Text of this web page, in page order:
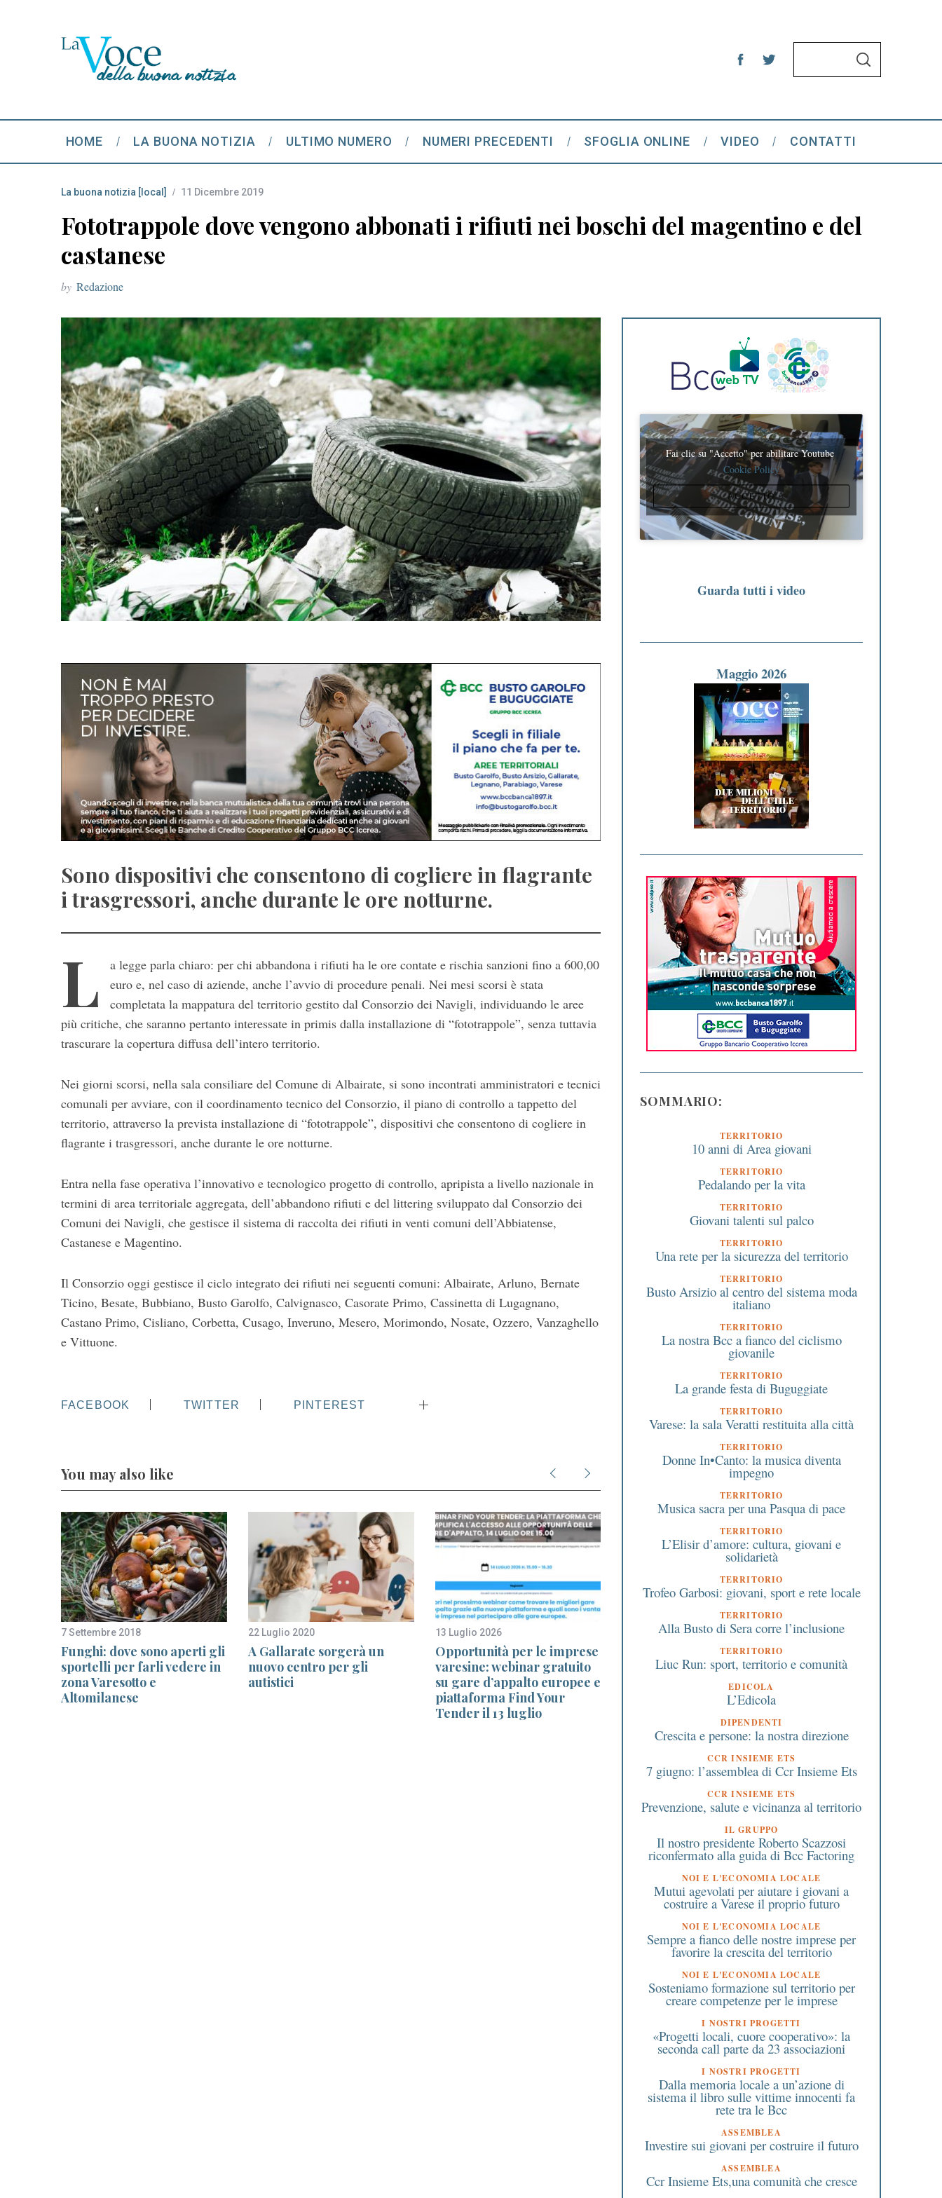
h
f
:
S
HOME LA BUONA NOTIZIA ULTIMO NUMERO NUMERI PRECEDENTI SFOGLIA ONLINE VIDEO CONTATTI
La buona notizia [local] 11 Dicembre 2019
Fototrappole dove vengono abbonati i rifiuti nei boschi del magentino e del
castanese
by Redazione
Sono dispositivi che consentono di cogliere in flagrante
i trasgressori, anche durante le ore notturne.
L
a legge parla chiaro: per chi abbandona i rifiuti ha le ore contate e rischia sanzioni fino a 600,00
euro e, nel caso di aziende, anche l’avvio di procedure penali. Nei mesi scorsi è stata
completata la mappatura del territorio gestito dal Consorzio dei Navigli, individuando le aree
più critiche, che saranno pertanto interessate in primis dalla installazione di “fototrappole”, senza tuttavia
trascurare la copertura diffusa dell’intero territorio.
Nei giorni scorsi, nella sala consiliare del Comune di Albairate, si sono incontrati amministratori e tecnici
comunali per avviare, con il coordinamento tecnico del Consorzio, il piano di controllo a tappetto del
territorio, attraverso la prevista installazione di “fototrappole”, dispositivi che consentono di cogliere in
flagrante i trasgressori, anche durante le ore notturne.
Entra nella fase operativa l’innovativo e tecnologico progetto di controllo, apripista a livello nazionale in
termini di area territoriale aggregata, dell’abbandono rifiuti e del littering sviluppato dal Consorzio dei
Comuni dei Navigli, che gestisce il sistema di raccolta dei rifiuti in venti comuni dell’Abbiatense,
Castanese e Magentino.
Il Consorzio oggi gestisce il ciclo integrato dei rifiuti nei seguenti comuni: Albairate, Arluno, Bernate
Ticino, Besate, Bubbiano, Busto Garolfo, Calvignasco, Casorate Primo, Cassinetta di Lugagnano,
Castano Primo, Cisliano, Corbetta, Cusago, Inveruno, Mesero, Morimondo, Nosate, Ozzero, Vanzaghello
e Vittuone.
FACEBOOK TWITTER PINTEREST
You may also like
7 Settembre 2018
Funghi: dove sono aperti gli
sportelli per farli vedere in
zona Varesotto e
Altomilanese
22 Luglio 2020
A Gallarate sorgerà un
nuovo centro per gli
autistici
13 Luglio 2026
Opportunità per le imprese
varesine: webinar gratuito
su gare d’appalto europee e
piattaforma Find Your
Tender il 13 luglio
18 Marzo 2019
Il Welfare del territorio
parte da Legnano, primo
1 Dicembre 2019
popolari per le
Fai clic su "Accetto" per abilitare Youtube
Cookie Policy
ACCETTO
Guarda tutti i video
Maggio 2026
SOMMARIO:
TERRITORIO
10 anni di Area giovani
TERRITORIO
Pedalando per la vita
TERRITORIO
Giovani talenti sul palco
TERRITORIO
Una rete per la sicurezza del territorio
TERRITORIO
Busto Arsizio al centro del sistema moda
italiano
TERRITORIO
La nostra Bcc a fianco del ciclismo
giovanile
TERRITORIO
La grande festa di Buguggiate
TERRITORIO
Varese: la sala Veratti restituita alla città
TERRITORIO
Donne In•Canto: la musica diventa
impegno
TERRITORIO
Musica sacra per una Pasqua di pace
TERRITORIO
L’Elisir d’amore: cultura, giovani e
solidarietà
TERRITORIO
Trofeo Garbosi: giovani, sport e rete locale
TERRITORIO
Alla Busto di Sera corre l’inclusione
TERRITORIO
Liuc Run: sport, territorio e comunità
EDICOLA
L’Edicola
DIPENDENTI
Crescita e persone: la nostra direzione
CCR INSIEME ETS
7 giugno: l’assemblea di Ccr Insieme Ets
CCR INSIEME ETS
Prevenzione, salute e vicinanza al territorio
IL GRUPPO
Il nostro presidente Roberto Scazzosi
riconfermato alla guida di Bcc Factoring
NOI E L'ECONOMIA LOCALE
Mutui agevolati per aiutare i giovani a
costruire a Varese il proprio futuro
NOI E L'ECONOMIA LOCALE
Sempre a fianco delle nostre imprese per
favorire la crescita del territorio
NOI E L'ECONOMIA LOCALE
Sosteniamo formazione sul territorio per
creare competenze per le imprese
I NOSTRI PROGETTI
«Progetti locali, cuore cooperativo»: la
seconda call parte da 23 associazioni
I NOSTRI PROGETTI
Dalla memoria locale a un’azione di
sistema il libro sulle vittime innocenti fa
rete tra le Bcc
ASSEMBLEA
Investire sui giovani per costruire il futuro
ASSEMBLEA
Ccr Insieme Ets,una comunità che cresce
S
e
a
r
f
o
r